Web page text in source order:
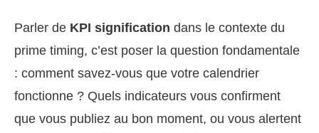
Parler de KPI signification dans le contexte du
prime timing, c’est poser la question fondamentale
: comment savez-vous que votre calendrier
fonctionne ? Quels indicateurs vous confirment
que vous publiez au bon moment, ou vous alertent